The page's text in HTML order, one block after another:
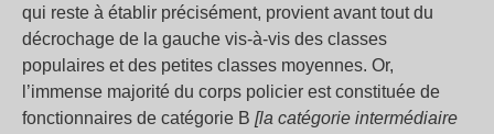
qui reste à établir précisément, provient avant tout du
décrochage de la gauche vis-à-vis des classes
populaires et des petites classes moyennes. Or,
l’immense majorité du corps policier est constituée de
fonctionnaires de catégorie B [la catégorie intermédiaire